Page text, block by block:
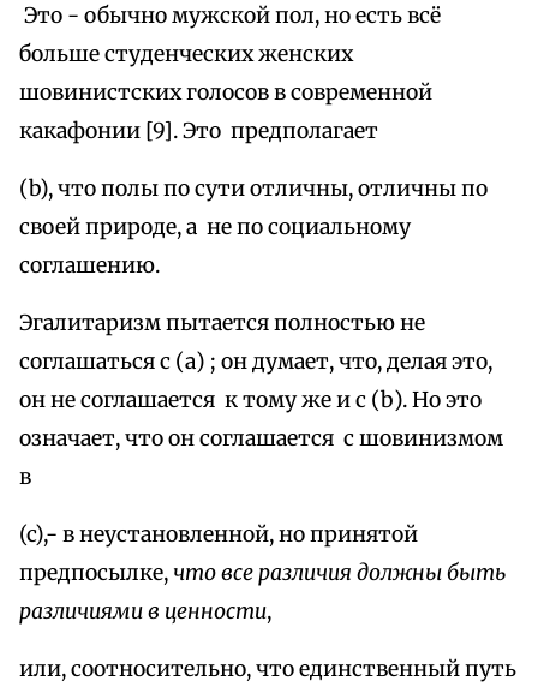
Это - обычно мужской пол, но есть всё
больше студенческих женских
шовинистских голосов в современной
какафонии [9]. Это предполагает
(b), что полы по сути отличны, отличны по
своей природе, а не по социальному
соглашению.
Эгалитаризм пытается полностью не
соглашаться с (a) ; он думает, что, делая это,
он не соглашается к тому же и с (b). Но это
означает, что он соглашается с шовинизмом
в
(c),- в неустановленной, но принятой
предпосылке,что все различия должны быть
различиями в ценности,
или, соотносительно, что единственный путь